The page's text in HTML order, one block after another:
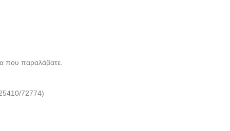
που παραλάβατε.
72774)